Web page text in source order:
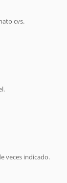
cvs.
veces indicado.